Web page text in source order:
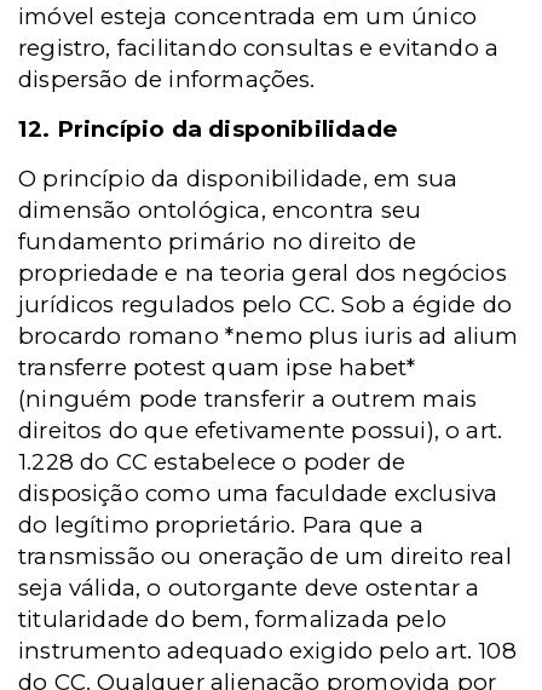
imóvel esteja concentrada em um único
registro, facilitando consultas e evitando a
dispersão de informações.
12. Princípio da disponibilidade
O princípio da disponibilidade, em sua
dimensão ontológica, encontra seu
fundamento primário no direito de
propriedade e na teoria geral dos negócios
jurídicos regulados pelo CC. Sob a égide do
brocardo romano *nemo plus iuris ad alium
transferre potest quam ipse habet*
(ninguém pode transferir a outrem mais
direitos do que efetivamente possui), o art.
1.228 do CC estabelece o poder de
disposição como uma faculdade exclusiva
do legítimo proprietário. Para que a
transmissão ou oneração de um direito real
seja válida, o outorgante deve ostentar a
titularidade do bem, formalizada pelo
instrumento adequado exigido pelo art. 108
do CC. Qualquer alienação promovida por